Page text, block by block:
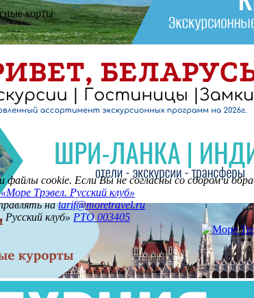
корты
cookie. Если Вы не согласны со сбором и
Трэвел. Русский клуб»
наtarif@moretravel.ru
клуб» РТО 003405